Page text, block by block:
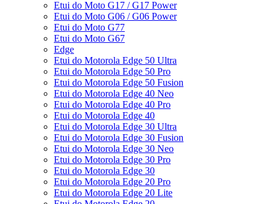
Etui do Moto G17 / G17 Power
Etui do Moto G06 / G06 Power
Etui do Moto G77
Etui do Moto G67
Edge
Etui do Motorola Edge 50 Ultra
Etui do Motorola Edge 50 Pro
Etui do Motorola Edge 50 Fusion
Etui do Motorola Edge 40 Neo
Etui do Motorola Edge 40 Pro
Etui do Motorola Edge 40
Etui do Motorola Edge 30 Ultra
Etui do Motorola Edge 30 Fusion
Etui do Motorola Edge 30 Neo
Etui do Motorola Edge 30 Pro
Etui do Motorola Edge 30
Etui do Motorola Edge 20 Pro
Etui do Motorola Edge 20 Lite